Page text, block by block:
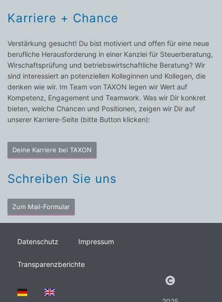
Karriere + Chance
Verstärkung gesucht! Du bist motiviert und offen für eine neue
berufliche Herausforderung in einer Kanzlei für Steuerberatung,
Wirschaftsprüfung und betriebswirtschaftliche Beratung? Wir
sind interessiert an potenziellen Kolleginnen und Kollegen, die
denken wie wir. Im Team von TAXON legen wir Wert auf
Kompetenz, Engagement und Teamwork. Was wir Dir konkret
bieten, welche Chancen und Positionen, zeigen wir Dir auf
unserer Karriere-Seite (bitte Button klicken):
Deine Karriere bei TAXON
Schreiben Sie uns
Zum Mail-Formular
Datenschutz Impressum
Transparenzberichte